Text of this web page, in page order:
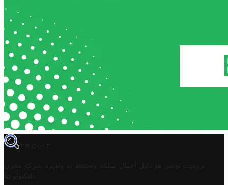
TROVIT
تروفيت تونس هو دليل أعمال تملكه وتحتفظ به وتديره
شركة مخزن
التكنولوجيا